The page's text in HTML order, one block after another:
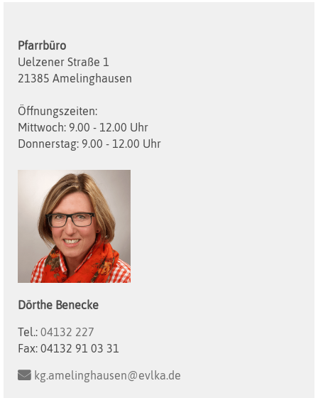
Pfarrbüro
Uelzener Straße 1
21385 Amelinghausen
Öffnungszeiten:
Mittwoch: 9.00 - 12.00 Uhr
Donnerstag: 9.00 - 12.00 Uhr
Dörthe Benecke
Tel.: 04132 227
Fax: 04132 91 03 31
kg.amelinghausen@evlka.de